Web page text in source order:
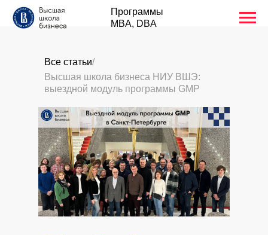
Программы
MBA, DBA
Все статьи
Высшая школа бизнеса НИУ ВШЭ:
выездной модуль программы GMP
/